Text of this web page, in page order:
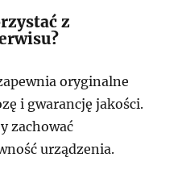
z
oryginalne
i gwarancję jakości.
zachować
urządzenia.